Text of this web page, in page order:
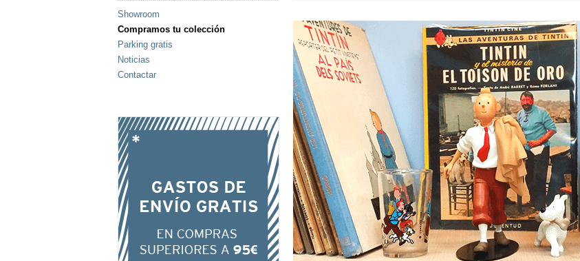
Showroom
Compramos tu colección
Parking gratis
Noticias
Contactar